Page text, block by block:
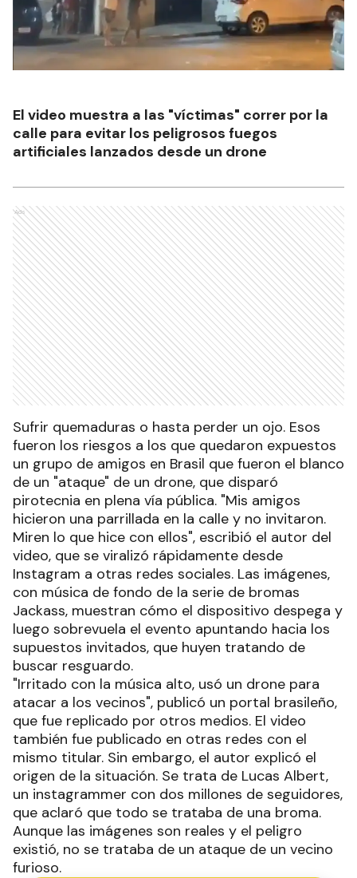
El video muestra a las "víctimas" correr por la
calle para evitar los peligrosos fuegos
artificiales lanzados desde un drone
Ads
Sufrir quemaduras o hasta perder un ojo. Esos
fueron los riesgos a los que quedaron expuestos
un grupo de amigos en Brasil que fueron el blanco
de un "ataque" de un drone, que disparó
pirotecnia en plena vía pública. "Mis amigos
hicieron una parrillada en la calle y no invitaron.
Miren lo que hice con ellos", escribió el autor del
video, que se viralizó rápidamente desde
Instagram a otras redes sociales. Las imágenes,
con música de fondo de la serie de bromas
Jackass, muestran cómo el dispositivo despega y
luego sobrevuela el evento apuntando hacia los
supuestos invitados, que huyen tratando de
buscar resguardo.
"Irritado con la música alto, usó un drone para
atacar a los vecinos", publicó un portal brasileño,
que fue replicado por otros medios. El video
también fue publicado en otras redes con el
mismo titular. Sin embargo, el autor explicó el
origen de la situación. Se trata de Lucas Albert,
un instagrammer con dos millones de seguidores,
que aclaró que todo se trataba de una broma.
Aunque las imágenes son reales y el peligro
existió, no se trataba de un ataque de un vecino
furioso.